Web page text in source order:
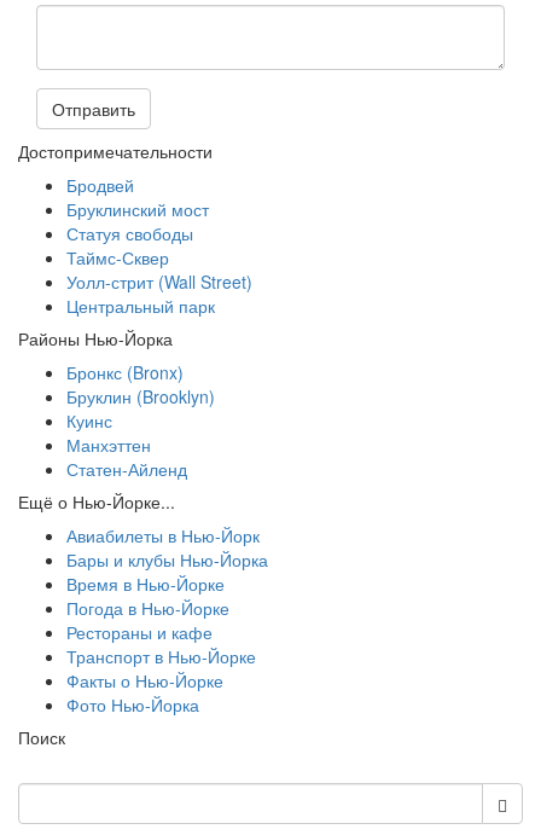
Отправить
Достопримечательности
Бродвей
Бруклинский мост
Статуя свободы
Таймс-Сквер
Уолл-стрит (Wall Street)
Центральный парк
Районы Нью-Йорка
Бронкс (Bronx)
Бруклин (Brooklyn)
Куинс
Манхэттен
Статен-Айленд
Ещё о Нью-Йорке...
Авиабилеты в Нью-Йорк
Бары и клубы Нью-Йорка
Время в Нью-Йорке
Погода в Нью-Йорке
Рестораны и кафе
Транспорт в Нью-Йорке
Факты о Нью-Йорке
Фото Нью-Йорка
Поиск